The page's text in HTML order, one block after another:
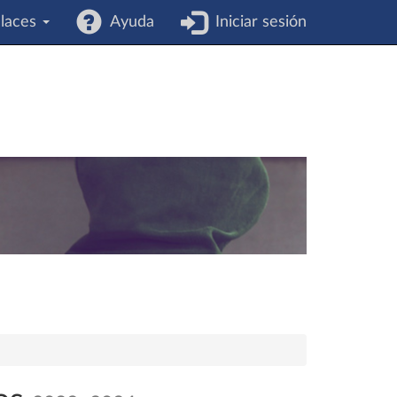
Ayuda Iniciar sesión